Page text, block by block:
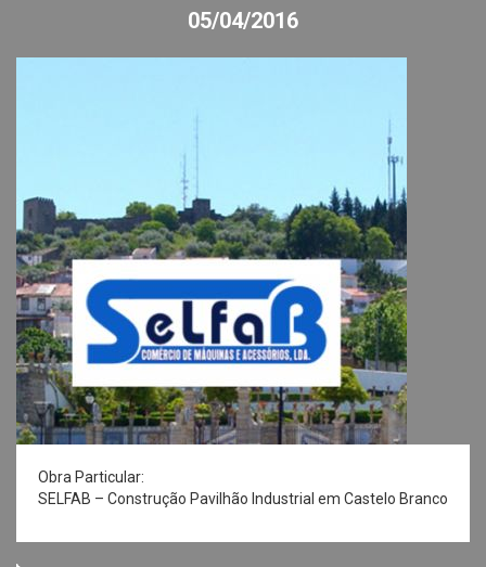
05/04/2016
Obra Particular:
SELFAB – Construção Pavilhão Industrial em Castelo Branco